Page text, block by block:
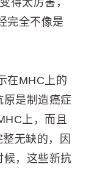
完全不像是
在MHC上的
原是制造癌症
上，而且
无缺的，因
候，这些新抗